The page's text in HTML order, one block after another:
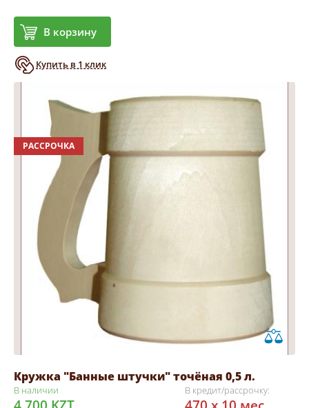
В корзину
Купить в 1 клик
РАССРОЧКА
Кружка "Банные штучки" точёная 0,5 л.
В наличии В кредит/рассрочку: